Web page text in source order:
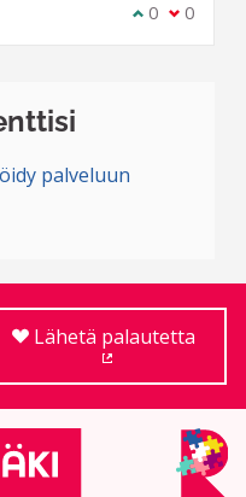
Olen samaa
0 Olen eri
0
palveluun
Lähetä palautetta